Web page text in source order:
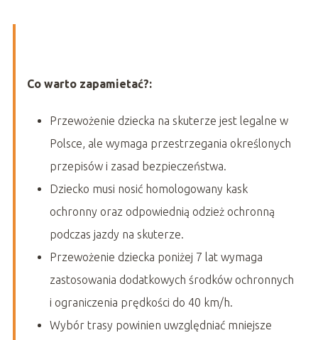
Co warto zapamietać?:
Przewożenie dziecka na skuterze jest legalne w
Polsce, ale wymaga przestrzegania określonych
przepisów i zasad bezpieczeństwa.
Dziecko musi nosić homologowany kask
ochronny oraz odpowiednią odzież ochronną
podczas jazdy na skuterze.
Przewożenie dziecka poniżej 7 lat wymaga
zastosowania dodatkowych środków ochronnych
i ograniczenia prędkości do 40 km/h.
Wybór trasy powinien uwzględniać mniejsze